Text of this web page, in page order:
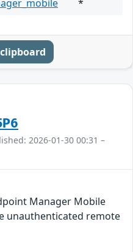
*
2026-01-30 00:31 –
Manager Mobile
unauthenticated remote